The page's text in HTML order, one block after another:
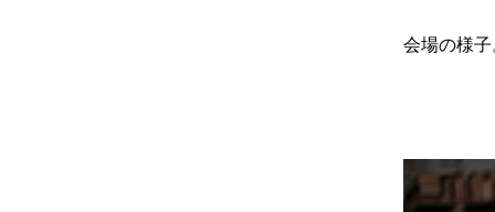
会場の様